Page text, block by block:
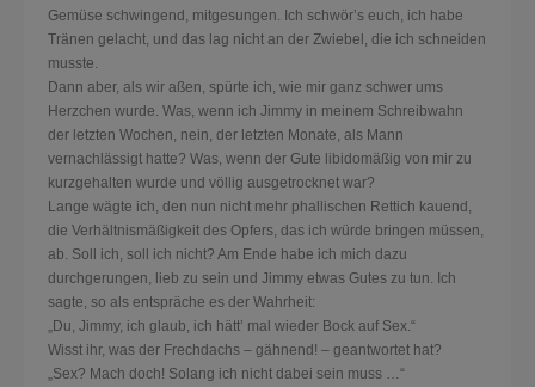
Gemüse schwingend, mitgesungen. Ich schwör’s euch, ich habe
Tränen gelacht, und das lag nicht an der Zwiebel, die ich schneiden
musste.
Dann aber, als wir aßen, spürte ich, wie mir ganz schwer ums
Herzchen wurde. Was, wenn ich Jimmy in meinem Schreibwahn
der letzten Wochen, nein, der letzten Monate, als Mann
vernachlässigt hatte? Was, wenn der Gute libidomäßig von mir zu
kurzgehalten wurde und völlig ausgetrocknet war?
Lange wägte ich, den nun nicht mehr phallischen Rettich kauend,
die Verhältnismäßigkeit des Opfers, das ich würde bringen müssen,
ab. Soll ich, soll ich nicht? Am Ende habe ich mich dazu
durchgerungen, lieb zu sein und Jimmy etwas Gutes zu tun. Ich
sagte, so als entspräche es der Wahrheit:
„Du, Jimmy, ich glaub, ich hätt’ mal wieder Bock auf Sex.“
Wisst ihr, was der Frechdachs – gähnend! – geantwortet hat?
„Sex? Mach doch! Solang ich nicht dabei sein muss …“